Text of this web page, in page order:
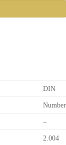
DIN
Number
–
2.004